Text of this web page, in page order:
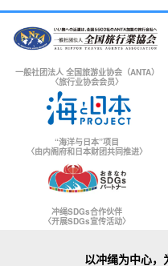
一般社团法人 全国旅游业协会（ANTA）
〈旅行业协会会员〉
“海洋与日本”项目
〈由内阁府和日本财团共同推进〉
冲绳SDGs合作伙伴
〈开展SDGs宣传活动〉
以冲绳为中心